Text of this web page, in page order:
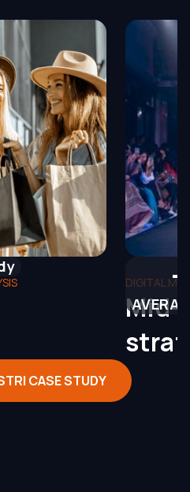
DIGITAL
CASE STUDY